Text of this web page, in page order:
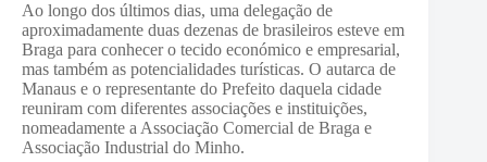
Ao longo dos últimos dias, uma delegação de
aproximadamente duas dezenas de brasileiros esteve em
Braga para conhecer o tecido económico e empresarial,
mas também as potencialidades turísticas. O autarca de
Manaus e o representante do Prefeito daquela cidade
reuniram com diferentes associações e instituições,
nomeadamente a Associação Comercial de Braga e
Associação Industrial do Minho.